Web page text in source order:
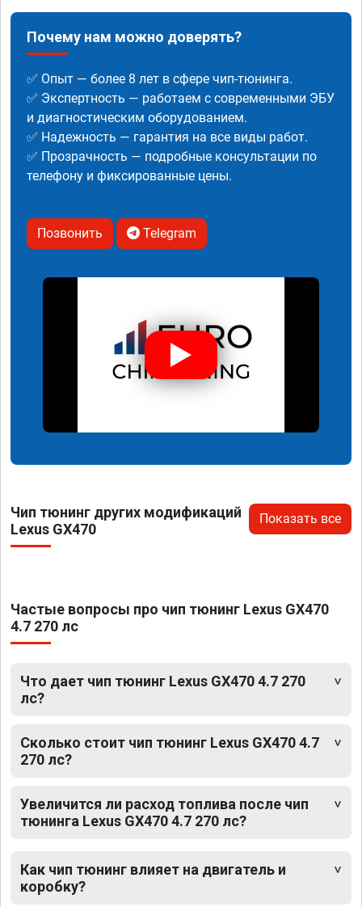
Почему нам можно доверять?
✅ Опыт — более 8 лет в сфере чип-тюнинга.
✅ Экспертность — работаем с современными ЭБУ
и диагностическим оборудованием.
✅ Надежность — гарантия на все виды работ.
✅ Прозрачность — подробные консультации по
телефону и фиксированные цены.
Позвонить Telegram
Чип тюнинг других модификаций
Lexus GX470
Показать все
Частые вопросы про чип тюнинг Lexus GX470
4.7 270 лс
Что дает чип тюнинг Lexus GX470 4.7 270
лс?
Сколько стоит чип тюнинг Lexus GX470 4.7
270 лс?
Увеличится ли расход топлива после чип
тюнинга Lexus GX470 4.7 270 лс?
Как чип тюнинг влияет на двигатель и
коробку?